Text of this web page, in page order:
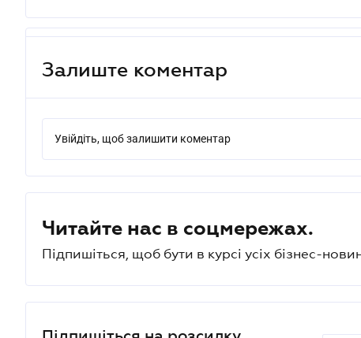
Залиште коментар
Увійдіть, щоб залишити коментар
Читайте нас в соцмережах.
Підпишіться, щоб бути в курсі усіх бізнес-